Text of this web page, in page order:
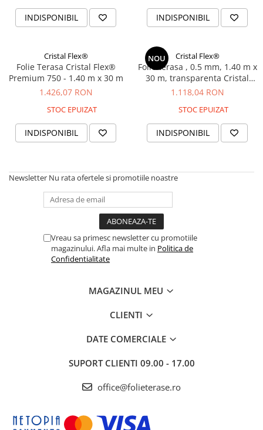
INDISPONIBIL INDISPONIBIL
Cristal Flex®
Folie Terasa Cristal Flex®
Premium 750 - 1.40 m x 30 m
1.426,07 RON
STOC EPUIZAT
INDISPONIBIL
NOU Cristal Flex®
Folie terasa , 0.5 mm, 1.40 m x
30 m, transparenta Cristal
Flex®, din PVC, pentru
balcoane, foisoare
1.118,04 RON
STOC EPUIZAT
INDISPONIBIL
Newsletter Nu rata ofertele si promotiile noastre
Vreau sa primesc newsletter cu promotiile
magazinului. Afla mai multe in Politica de
Confidentialitate
MAGAZINUL MEU
CLIENTI
DATE COMERCIALE
SUPORT CLIENTI 09.00 - 17.00
office@folieterase.ro